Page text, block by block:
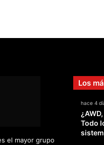
el mayor grupo
Los
hace 4
Todo